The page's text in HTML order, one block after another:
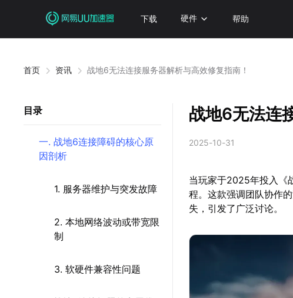
下载 硬件 帮助
首页 资讯 战地6无法连接服务器解析与高效修复指南！
目录
一. 战地6连接障碍的核心原
因剖析
1. 服务器维护与突发故障
2. 本地网络波动或带宽限
制
3. 软硬件兼容性问题
战地6无法连
2025-10-31
当玩家于2025年投入《
程。这款强调团队协作
失，引发了广泛讨论。